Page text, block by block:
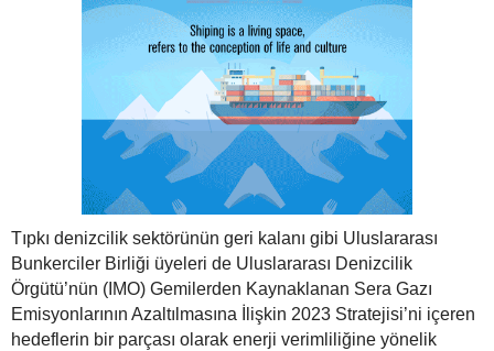
Tıpkı denizcilik sektörünün geri kalanı gibi Uluslararası
Bunkerciler Birliği üyeleri de Uluslararası Denizcilik
Örgütü’nün (IMO) Gemilerden Kaynaklanan Sera Gazı
Emisyonlarının Azaltılmasına İlişkin 2023 Stratejisi’ni içeren
hedeflerin bir parçası olarak enerji verimliliğine yönelik